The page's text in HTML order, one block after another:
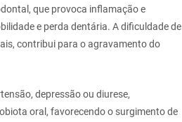
que provoca inflamação e
e perda dentária. A dificuldade de
contribui para o agravamento do
depressão ou diurese,
oral, favorecendo o surgimento de